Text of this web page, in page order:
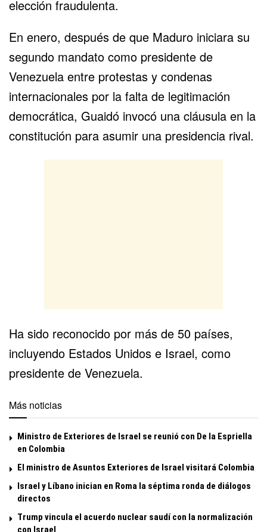
elección fraudulenta.
En enero, después de que Maduro iniciara su
segundo mandato como presidente de
Venezuela entre protestas y condenas
internacionales por la falta de legitimación
democrática, Guaidó invocó una cláusula en la
constitución para asumir una presidencia rival.
Ha sido reconocido por más de 50 países,
incluyendo Estados Unidos e Israel, como
presidente de Venezuela.
Más noticias
Ministro de Exteriores de Israel se reunió con De la Espriella
en Colombia
El ministro de Asuntos Exteriores de Israel visitará Colombia
Israel y Líbano inician en Roma la séptima ronda de diálogos
directos
Trump vincula el acuerdo nuclear saudí con la normalización
con Israel